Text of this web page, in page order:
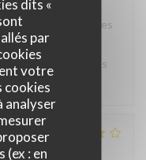
dits «
par
votre
cookies
analyser
: en
agréable, carte
produits sont frais, les
recommande à tous